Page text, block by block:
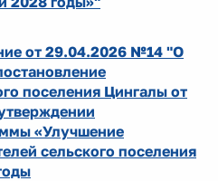
от 29.04.2026 №14 "О
поселения Цингалы от
«Улучшение
сельского поселения